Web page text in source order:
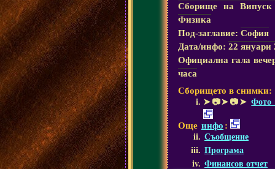
Сборище на Випуск
Физика
Под-заглавие: София
Дата/инфо: 22 януари
Официална гала
часа
Сборището в снимки:
➤📷➤📷➤ Фото
Още инфо :
Съобщение
Програма
Финансов отчет